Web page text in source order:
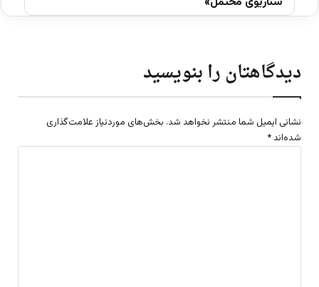
دیدگاهتان را بنویسید
نشانی ایمیل شما منتشر نخواهد شد. بخش‌های موردنیاز علامت‌گذاری
شده‌اند *